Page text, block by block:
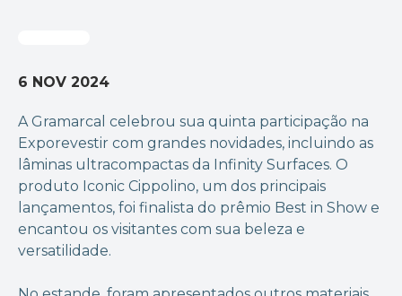
6 NOV 2024
A Gramarcal celebrou sua quinta participação na
Exporevestir com grandes novidades, incluindo as
lâminas ultracompactas da Infinity Surfaces. O
produto Iconic Cippolino, um dos principais
lançamentos, foi finalista do prêmio Best in Show e
encantou os visitantes com sua beleza e
versatilidade.